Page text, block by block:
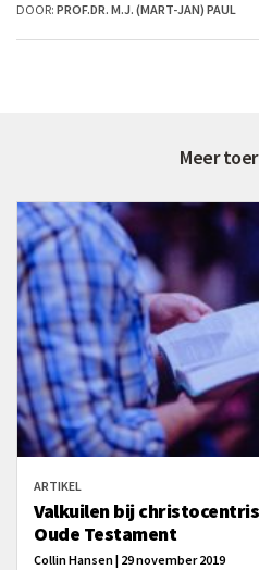
DOOR: PROF.DR. M.J. (MART-JAN) PAUL
Meer
ARTIKEL
Valkuilen bij
Oude Testament
Collin Hansen | 29 november 2019